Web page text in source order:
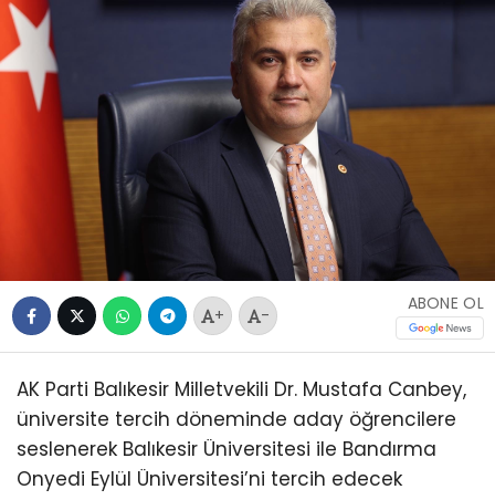
+ -
ABONE OL
AK Parti Balıkesir Milletvekili Dr. Mustafa Canbey,
üniversite tercih döneminde aday öğrencilere
seslenerek Balıkesir Üniversitesi ile Bandırma
Onyedi Eylül Üniversitesi’ni tercih edecek